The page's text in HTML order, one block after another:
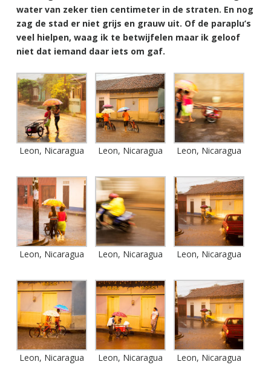
water van zeker tien centimeter in de straten. En nog
zag de stad er niet grijs en grauw uit. Of de paraplu’s
veel hielpen, waag ik te betwijfelen maar ik geloof
niet dat iemand daar iets om gaf.
Leon, Nicaragua Leon, Nicaragua Leon, Nicaragua
Leon, Nicaragua Leon, Nicaragua Leon, Nicaragua
Leon, Nicaragua Leon, Nicaragua Leon, Nicaragua